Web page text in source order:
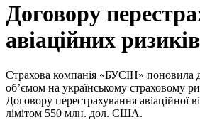
Договору
авіаційних ризиків
Страхова компанія «БУСІН» поновила
об’ємом на українському страховому
Договору перестрахування авіаційної
лімітом 550 млн. дол. США.